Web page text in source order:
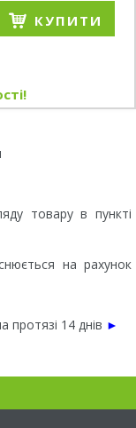
КУПИТИ
товару в пункті
на рахунок
14 днів ►